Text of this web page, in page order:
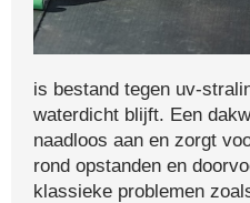
is bestand tegen uv-
waterdicht blijft. Een
naadloos aan en zorgt
rond opstanden en
klassieke problemen